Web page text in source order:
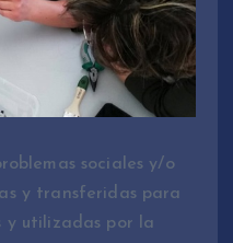
sociales y/o
y transferidas para
y utilizadas por la